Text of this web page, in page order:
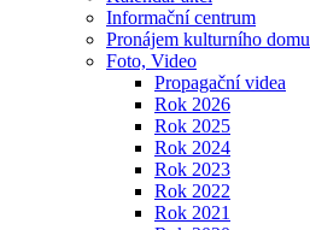
Informační centrum
Pronájem kulturního domu
Foto, Video
Propagační videa
Rok 2026
Rok 2025
Rok 2024
Rok 2023
Rok 2022
Rok 2021